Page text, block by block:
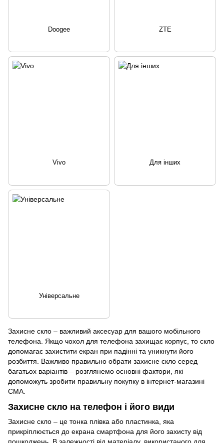
Захисне скло – важливий аксесуар для вашого мобільного
телефона. Якщо чохол для телефона захищає корпус, то скло
допомагає захистити екран при падінні та уникнути його
розбиття. Важливо правильно обрати захисне скло серед
багатьох варіантів – розглянемо основні фактори, які
допоможуть зробити правильну покупку в інтернет-магазині
CMA.
Захисне скло на телефон і його види
Захисне скло – це тонка плівка або пластинка, яка
прикріплюється до екрана смартфона для його захисту від
Doogee ZTE
Vivo Для інших
Універсальне